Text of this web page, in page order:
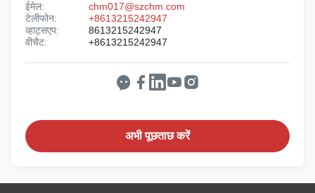
ईमेल:
chm017@szchm.com
टेलीफोन:
+8613215242947
व्हाट्सएप:
8613215242947
वीचैट:
+8613215242947
अभी पूछताछ करें